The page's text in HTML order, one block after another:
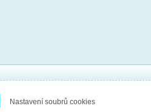
Nastavení soubrů cookies